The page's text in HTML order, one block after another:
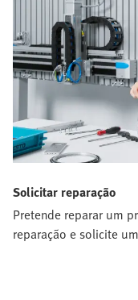
Solicitar reparação
Pretende reparar um
reparação e solicite